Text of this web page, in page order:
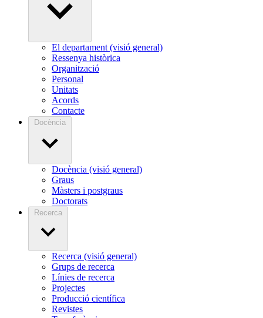
El departament (visió general)
Ressenya històrica
Organització
Personal
Unitats
Acords
Contacte
Docència
Docència (visió general)
Graus
Màsters i postgraus
Doctorats
Recerca
Recerca (visió general)
Grups de recerca
Línies de recerca
Projectes
Producció científica
Revistes